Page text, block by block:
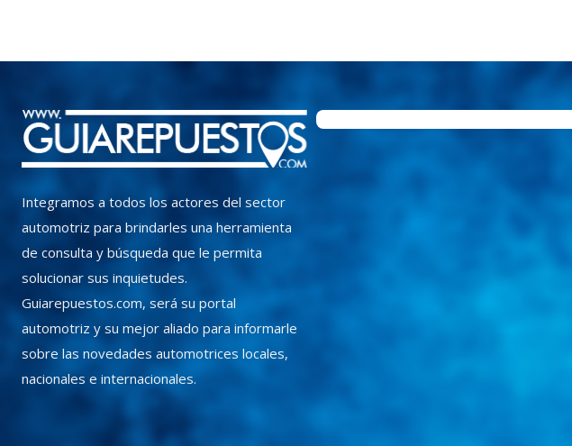
Integramos a todos los actores del sector
automotriz para brindarles una herramienta
de consulta y búsqueda que le permita
solucionar sus inquietudes.
Guiarepuestos.com, será su portal
automotriz y su mejor aliado para informarle
sobre las novedades automotrices locales,
nacionales e internacionales.